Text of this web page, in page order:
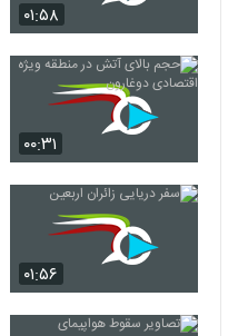
۰۱:۵۸
۰۰:۳۱
۰۱:۵۶